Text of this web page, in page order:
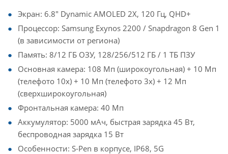
Экран: 6.8" Dynamic AMOLED 2X, 120 Гц, QHD+
Процессор: Samsung Exynos 2200 / Snapdragon 8 Gen 1
(в зависимости от региона)
Память: 8/12 ГБ ОЗУ, 128/256/512 ГБ / 1 ТБ ПЗУ
Основная камера: 108 Мп (широкоугольная) + 10 Мп
(телефото 10x) + 10 Мп (телефото 3x) + 12 Мп
(сверхширокоугольная)
Фронтальная камера: 40 Мп
Аккумулятор: 5000 мАч, быстрая зарядка 45 Вт,
беспроводная зарядка 15 Вт
Особенности: S-Pen в корпусе, IP68, 5G